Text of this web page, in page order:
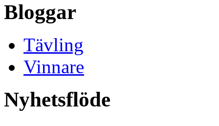
Bloggar
Tävling
Vinnare
Nyhetsflöde